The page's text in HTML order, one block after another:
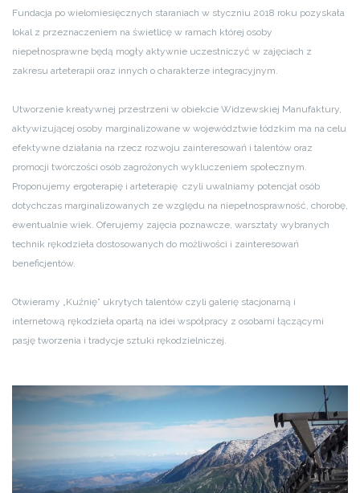
Fundacja po wielomiesięcznych staraniach w styczniu 2018 roku pozyskała
lokal z przeznaczeniem na świetlicę w ramach której osoby
niepełnosprawne będą mogły aktywnie uczestniczyć w zajęciach z
zakresu arteterapii oraz innych o charakterze integracyjnym.
Utworzenie kreatywnej przestrzeni w obiekcie Widzewskiej Manufaktury,
aktywizującej osoby marginalizowane w województwie łódzkim ma na celu
efektywne działania na rzecz rozwoju zainteresowań i talentów oraz
promocji twórczości osób zagrożonych wykluczeniem społecznym.
Proponujemy ergoterapię i arteterapię czyli uwalniamy potencjał osób
dotychczas marginalizowanych ze względu na niepełnosprawność, chorobę,
ewentualnie wiek. Oferujemy zajęcia poznawcze, warsztaty wybranych
technik rękodzieła dostosowanych do możliwości i zainteresowań
beneficjentów.
Otwieramy „Kuźnię” ukrytych talentów czyli galerię stacjonarną i
internetową rękodzieła opartą na idei współpracy z osobami łączącymi
pasję tworzenia i tradycje sztuki rękodzielniczej.